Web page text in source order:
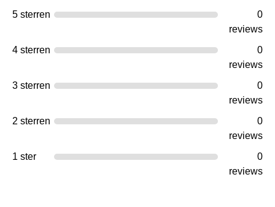
5 sterren
0
reviews
4 sterren
0
reviews
3 sterren
0
reviews
2 sterren
0
reviews
1 ster
0
reviews